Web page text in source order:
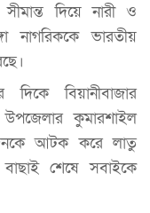
দিয়ে নারী ও
নাগরিককে ভারতীয়
বিয়ানীবাজার
উপজেলার কুমারশাইল
জনকে আটক করে লাতু
শেষে সবাইকে